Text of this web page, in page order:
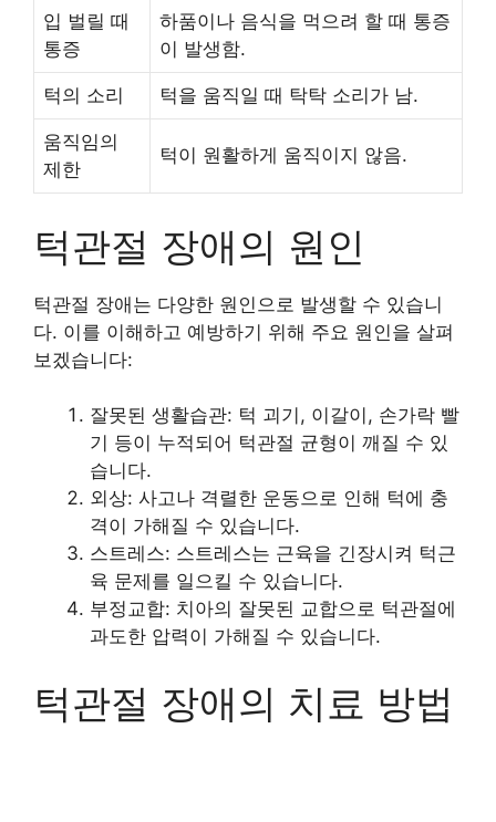
입 벌릴 때
통증
하품이나 음식을 먹으려 할 때 통증
이 발생함.
턱의 소리 턱을 움직일 때 탁탁 소리가 남.
움직임의
제한
턱이 원활하게 움직이지 않음.
턱관절 장애의 원인
턱관절 장애는 다양한 원인으로 발생할 수 있습니
다. 이를 이해하고 예방하기 위해 주요 원인을 살펴
보겠습니다:
잘못된 생활습관: 턱 괴기, 이갈이, 손가락 빨
기 등이 누적되어 턱관절 균형이 깨질 수 있
습니다.
외상: 사고나 격렬한 운동으로 인해 턱에 충
격이 가해질 수 있습니다.
스트레스: 스트레스는 근육을 긴장시켜 턱근
육 문제를 일으킬 수 있습니다.
부정교합: 치아의 잘못된 교합으로 턱관절에
과도한 압력이 가해질 수 있습니다.
턱관절 장애의 치료 방법